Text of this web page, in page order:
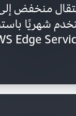
شهريًا